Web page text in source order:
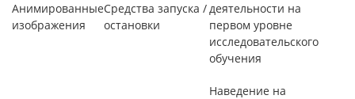
Анимированные
изображения
Средства запуска /
остановки
деятельности на
первом уровне
исследовательского
обучения
Наведение на